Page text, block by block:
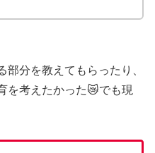
部分を教えてもらったり、
を考えたかった😿でも現